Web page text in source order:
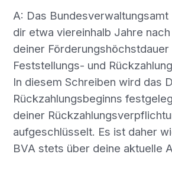
A: Das
dir etwa viereinhalb Jahre
deiner Förderungshöchstdauer
Feststellungs- und
In diesem Schreiben wird das
Rückzahlungsbeginns
deiner
aufgeschlüsselt. Es ist daher
BVA stets über deine aktuelle